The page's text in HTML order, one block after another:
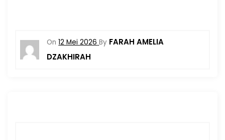
On12 Mei 2026 By FARAH AMELIA
DZAKHIRAH